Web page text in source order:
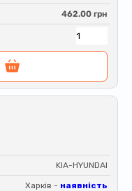
462.00 грн
KIA-HYUNDAI
Харків - наявність